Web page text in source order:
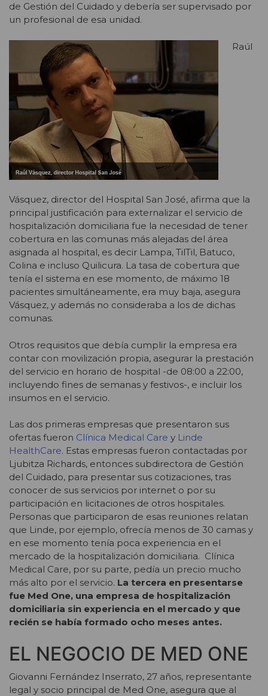
de Gestión del Cuidado y debería ser supervisado por
un profesional de esa unidad.
Raúl
Vásquez, director del Hospital San José, afirma que la
principal justificación para externalizar el servicio de
hospitalización domiciliaria fue la necesidad de tener
cobertura en las comunas más alejadas del área
asignada al hospital, es decir Lampa, TilTil, Batuco,
Colina e incluso Quilicura. La tasa de cobertura que
tenía el sistema en ese momento, de máximo 18
pacientes simultáneamente, era muy baja, asegura
Vásquez, y además no consideraba a los de dichas
comunas.
Otros requisitos que debía cumplir la empresa era
contar con movilización propia, asegurar la prestación
del servicio en horario de hospital -de 08:00 a 22:00,
incluyendo fines de semanas y festivos-, e incluir los
insumos en el servicio.
Las dos primeras empresas que presentaron sus
ofertas fueron Clínica Medical Care y Linde
HealthCare. Estas empresas fueron contactadas por
Ljubitza Richards, entonces subdirectora de Gestión
del Cuidado, para presentar sus cotizaciones, tras
conocer de sus servicios por internet o por su
participación en licitaciones de otros hospitales.
Personas que participaron de esas reuniones relatan
que Linde, por ejemplo, ofrecía menos de 30 camas y
en ese momento tenía poca experiencia en el
mercado de la hospitalización domiciliaria. Clínica
Medical Care, por su parte, pedía un precio mucho
más alto por el servicio. La tercera en presentarse
fue Med One, una empresa de hospitalización
domiciliaria sin experiencia en el mercado y que
recién se había formado ocho meses antes.
EL NEGOCIO DE MED ONE
Giovanni Fernández Inserrato, 27 años, representante
legal y socio principal de Med One, asegura que al